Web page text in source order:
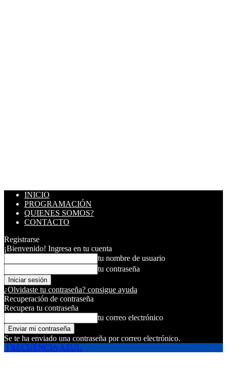
INICIO
PROGRAMACIÓN
QUIENES SOMOS?
CONTACTO
Registrarse
¡Bienvenido! Ingresa en tu cuenta
tu nombre de usuario
tu contraseña
¿Olvidaste tu contraseña? consigue ayuda
Recuperación de contraseña
Recupera tu contraseña
tu correo electrónico
Se te ha enviado una contraseña por correo electrónico.
FRECUENCIA AZUL